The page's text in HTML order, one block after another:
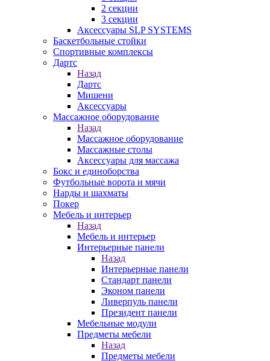
2 секции
3 секции
Аксессуары SLP SYSTEMS
Баскетбольные стойки
Спортивные комплексы
Дартс
Назад
Дартс
Мишени
Аксессуары
Массажное оборудование
Назад
Массажное оборудование
Массажные столы
Аксессуары для массажа
Бокс и единоборства
Футбольные ворота и мячи
Нарды и шахматы
Покер
Мебель и интерьер
Назад
Мебель и интерьер
Интерьерные панели
Назад
Интерьерные панели
Стандарт панели
Эконом панели
Ливерпуль панели
Президент панели
Мебельные модули
Предметы мебели
Назад
Предметы мебели